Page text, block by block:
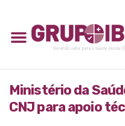
Ministério da
CNJ para apoio